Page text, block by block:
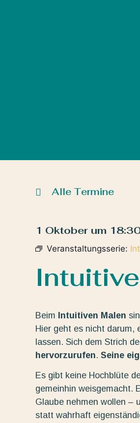
Alle Termine
1 Oktober um
Veranstaltungsserie:
Beim Intuitiven Malen
Hier geht es nicht darum,
lassen. Sich dem Strich
hervorzurufen. Seine
Es gibt keine Hochblüte
gemeinhin weisgemacht.
Glaube nehmen wollen –
statt wahrhaft